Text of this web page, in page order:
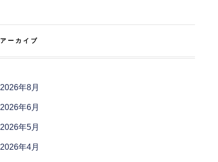
アーカイブ
2026年8月
2026年6月
2026年5月
2026年4月